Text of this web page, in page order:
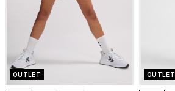
OUTLET OUTLET